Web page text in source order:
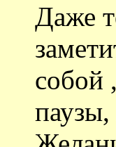
Даже
собой